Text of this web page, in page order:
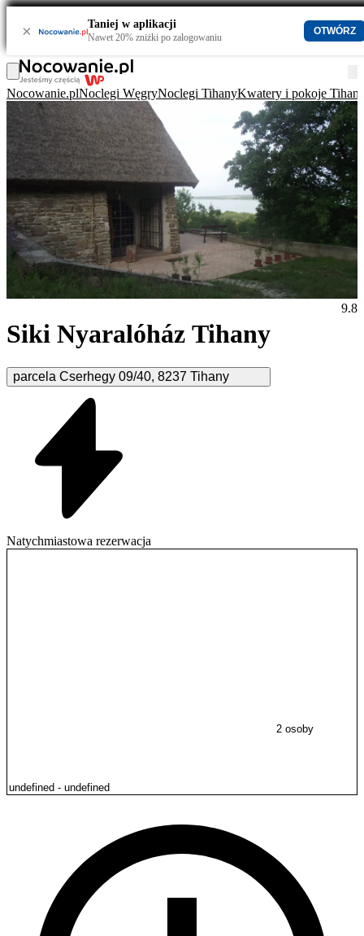
× Taniej w aplikacji
Nawet 20% zniżki po zalogowaniu
OTWÓRZ
Nocowanie.plNoclegi WęgryNoclegi TihanyKwatery i pokoje
Siki Nyaralóház Tihany
parcela Cserhegy 09/40, 8237 Tihany
9.8
Natychmiastowa rezerwacja
2 osoby